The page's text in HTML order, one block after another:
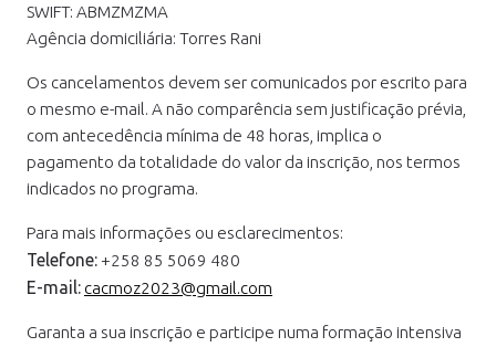
SWIFT: ABMZMZMA
Agência domiciliária: Torres Rani
Os cancelamentos devem ser comunicados por escrito para
o mesmo e-mail. A não comparência sem justificação prévia,
com antecedência mínima de 48 horas, implica o
pagamento da totalidade do valor da inscrição, nos termos
indicados no programa.
Para mais informações ou esclarecimentos:
Telefone: +258 85 5069 480
E-mail: cacmoz2023@gmail.com
Garanta a sua inscrição e participe numa formação intensiva